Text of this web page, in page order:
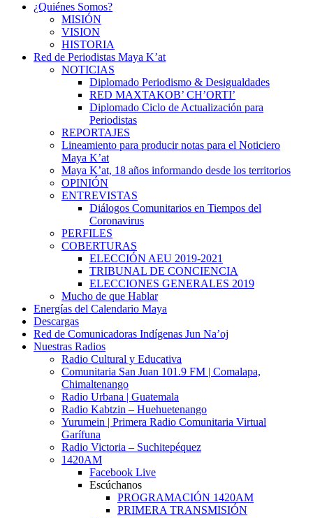
¿Quiénes Somos?
MISIÓN
VISION
HISTORIA
Red de Periodistas Maya K’at
NOTICIAS
Diplomado Periodismo & Desigualdades
RED MAXTAKOB’ CH’ORTI’
Diplomado Ciclo de Actualización para
Periodistas
REPORTAJES
Lineamiento para producir notas para el Noticiero
Maya K’at
Maya K’at, 18 años informando desde los territorios
OPINIÓN
ENTREVISTAS
Diálogos Comunitarios en Tiempos del
Coronavirus
PERFILES
COBERTURAS
ELECCIÓN AEU 2019-2021
TRIBUNAL DE CONCIENCIA
ELECCIONES GENERALES 2019
Mucho de que Hablar
Energías del Calendario Maya
Descargas
Red de Comunicadoras Indígenas Jun Na’oj
Nuestras Radios
Radio Cultural y Educativa
Comunitaria San Juan 101.9 FM | Comalapa,
Chimaltenango
Radio Urbana | Guatemala
Radio Kabtzin – Huehuetenango
Yurumein | Primera Radio Comunitaria Virtual
Garífuna
Radio Victoria – Suchitepéquez
1420AM
Facebook Live
Escúchanos
PROGRAMACIÓN 1420AM
PRIMERA TRANSMISIÓN